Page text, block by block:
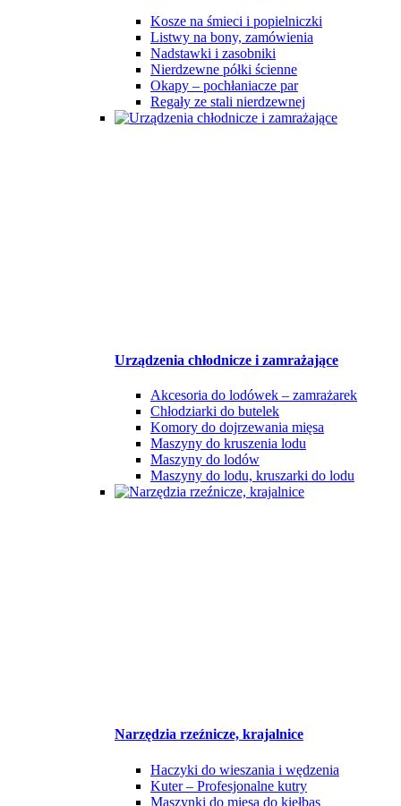
Kosze na śmieci i popielniczki
Listwy na bony, zamówienia
Nadstawki i zasobniki
Nierdzewne półki ścienne
Okapy – pochłaniacze par
Regały ze stali nierdzewnej
Urządzenia chłodnicze i zamrażające
Akcesoria do lodówek – zamrażarek
Chłodziarki do butelek
Komory do dojrzewania mięsa
Maszyny do kruszenia lodu
Maszyny do lodów
Maszyny do lodu, kruszarki do lodu
Narzędzia rzeźnicze, krajalnice
Haczyki do wieszania i wędzenia
Kuter – Profesjonalne kutry
Maszynki do mięsa do kiełbas